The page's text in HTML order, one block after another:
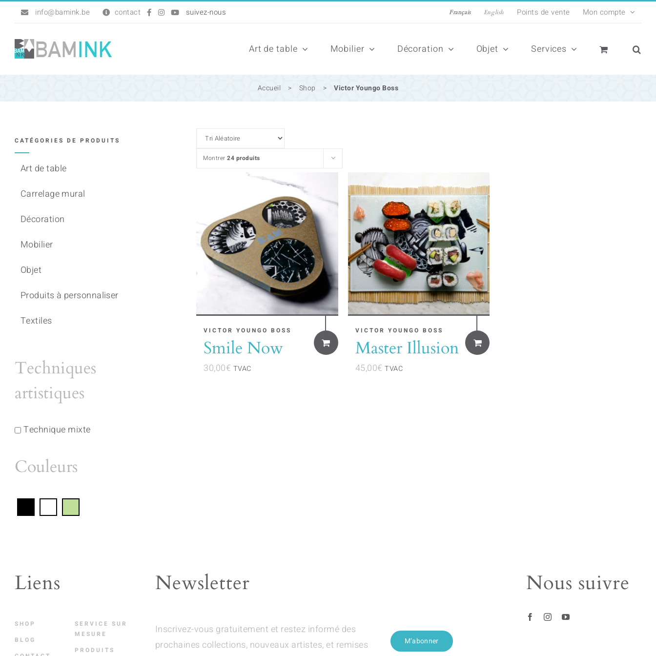
Passer
contenu
info@bamink.be contact Français English Points de vente Mon compte
Art de table Mobilier Décoration Objet Services
Accueil > Shop > Victor Youngo Boss
Montrer24 produits
VICTOR YOUNGO BOSS
Smile Now
30,00€ TVAC
VICTOR YOUNGO BOSS
Master Illusion
45,00€ TVAC
CATÉGORIES DE PRODUITS
Art de table
Carrelage mural
Décoration
Mobilier
Objet
Produits à personnaliser
Textiles
Techniques
artistiques
Technique mixte
Couleurs
Liens
SHOP
BLOG
SERVICE SUR
MESURE
PRODUITS
Newsletter
Inscrivez-vous gratuitement et restez informé des
prochaines collections, nouveaux artistes, et remises
M’abonner
Nous suivre